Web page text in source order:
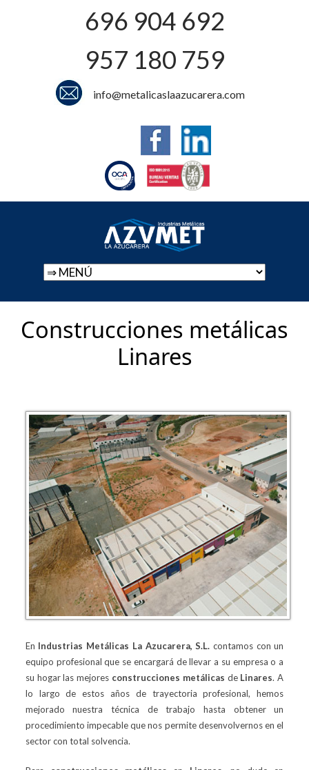
696 904 692
957 180 759
info@metalicaslaazucarera.com
Construcciones metálicas
Linares
En Industrias Metálicas La Azucarera, S.L. contamos con un
equipo profesional que se encargará de llevar a su empresa o a
su hogar las mejores construcciones metálicas de Linares. A
lo largo de estos años de trayectoria profesional, hemos
mejorado nuestra técnica de trabajo hasta obtener un
procedimiento impecable que nos permite desenvolvernos en el
sector con total solvencia.